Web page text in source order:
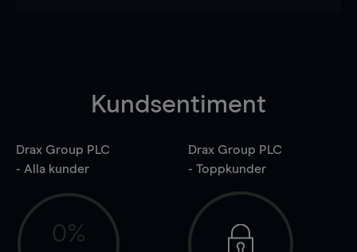
Kundsentiment
Drax Group PLC
- Alla kunder
0%
Drax Group PLC
- Toppkunder